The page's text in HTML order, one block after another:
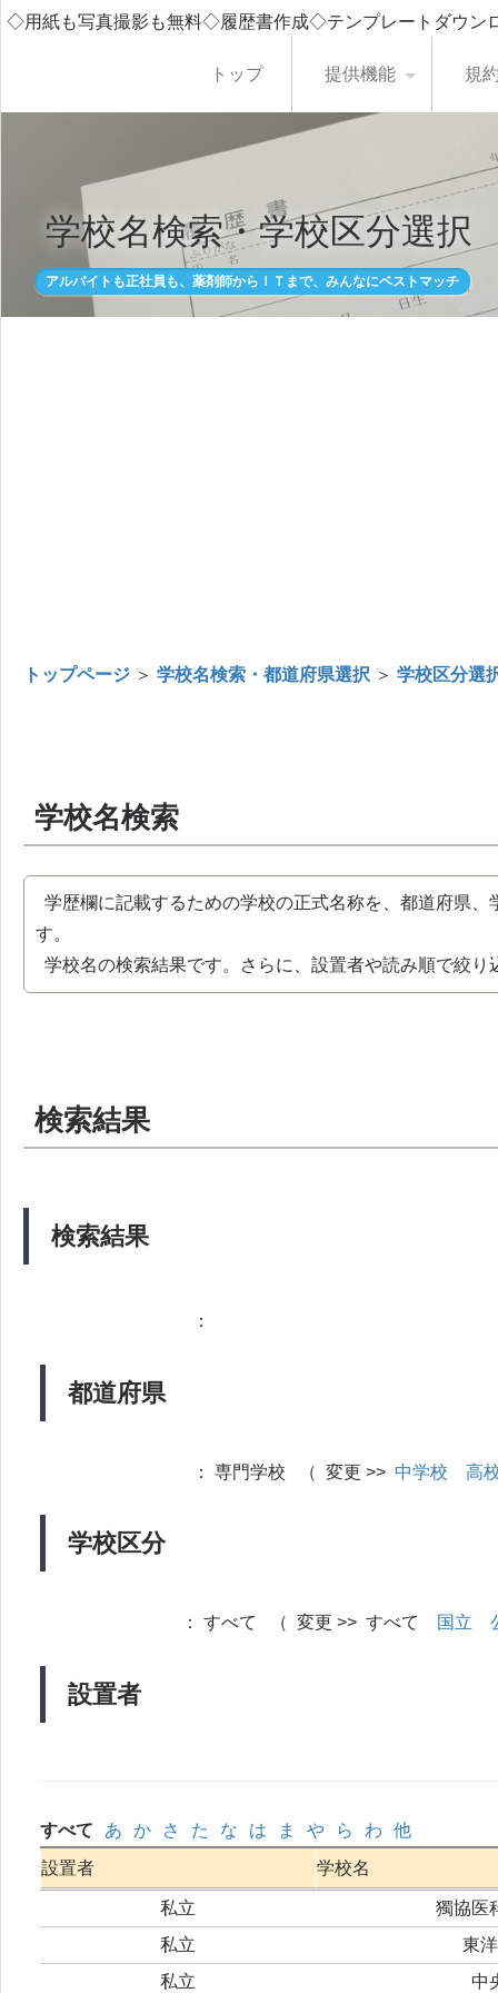
◇用紙も写真撮影も無料◇履歴書作成◇テンプレートダウ
トップ 提供機能 規
学校名検索・学校区分選択
アルバイトも正社員も、薬剤師からＩＴまで、みんなにベストマッチ
トップページ ＞ 学校名検索・都道府県選択 ＞ 学校区分選
学校名検索
学歴欄に記載するための学校の正式名称を、都道府県
す。
学校名の検索結果です。さらに、設置者や読み順で絞り
検索結果
検索結果
都道府県
：
学校区分
： 専門学校 （ 変更 >> 中学校 高
設置者
： すべて （ 変更 >> すべて 国立
すべて あ か さ た な は ま や ら わ
他
設置者
学校名
私立
獨協医
私立
東
私立
中